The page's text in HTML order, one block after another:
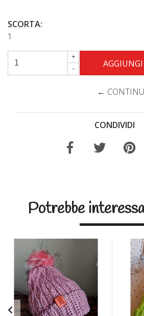
SCORTA:
1
+
-
←
CONDIVIDI
Potrebbe